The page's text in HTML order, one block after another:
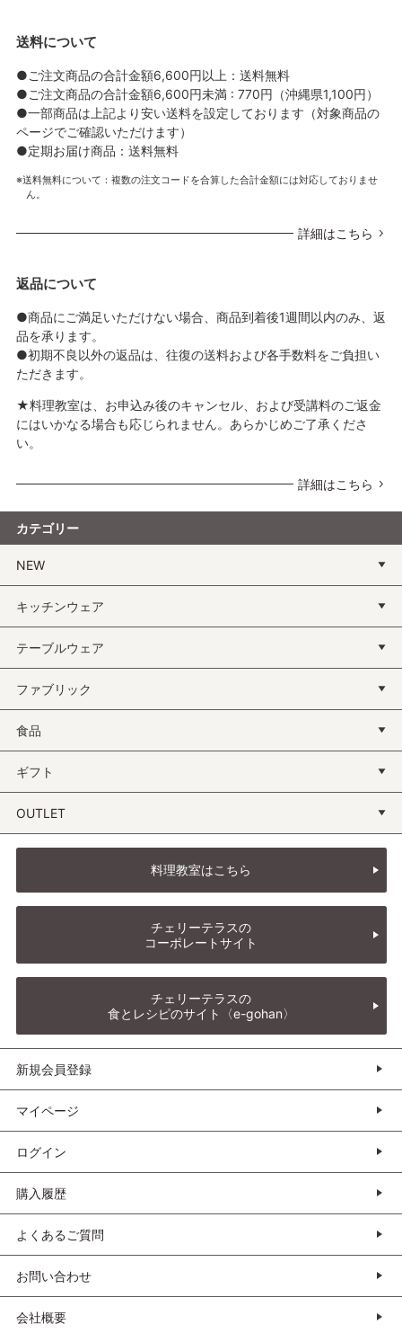
送料について
●ご注文商品の合計金額6,600円以上：送料無料
●ご注文商品の合計金額6,600円未満 : 770円（沖縄県1,100円）
●一部商品は上記より安い送料を設定しております（対象商品の
ページでご確認いただけます）
●定期お届け商品：送料無料
送料無料について：複数の注文コードを合算した合計金額には対応しておりませ
ん。
詳細はこちら
返品について
●商品にご満足いただけない場合、商品到着後1週間以内のみ、返
品を承ります。
●初期不良以外の返品は、往復の送料および各手数料をご負担い
ただきます。
★料理教室は、お申込み後のキャンセル、および受講料のご返金
にはいかなる場合も応じられません。あらかじめご了承くださ
い。
詳細はこちら
カテゴリー
NEW
キッチンウェア
食品
ギフト
テーブルウェア
ファブリック
OUTLET
料理教室はこちら
チェリーテラスの
コーポレートサイト
チェリーテラスの
食とレシピのサイト〈e-gohan〉
新規会員登録
マイページ
ログイン
購入履歴
よくあるご質問
お問い合わせ
会社概要